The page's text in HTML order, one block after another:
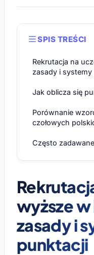
SPIS TREŚCI
Rekrutacja na
zasady i
Jak oblicza się
Porównanie
czołowych
Często
wyższe w
zasady i
punktacji